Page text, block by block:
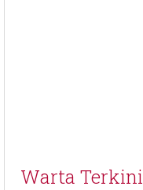
Warta Terkini